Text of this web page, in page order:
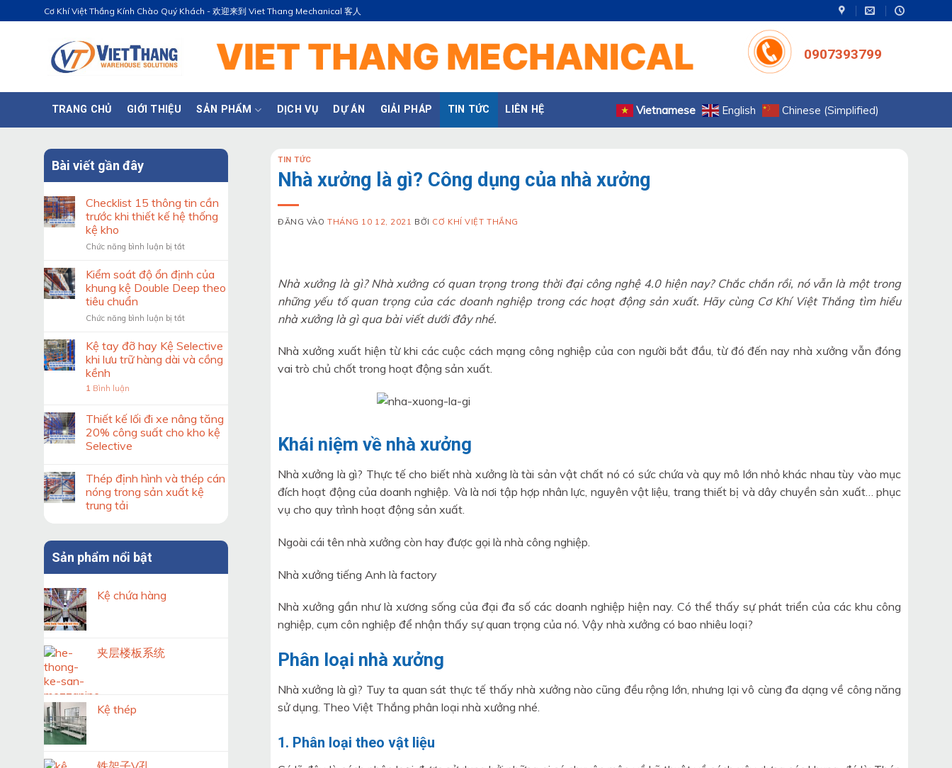
qua
Cơ Khí Việt Thắng Kính Chào Quý Khách - 欢迎来到 Viet Thang Mechanical 客人
0907393799
TRANG CHỦ GIỚI THIỆU SẢN PHẨM DỊCH VỤ DỰ ÁN GIẢI PHÁP TIN TỨC LIÊN HỆ Vietnamese English Chinese (Simplified)
Bài viết gần đây
Checklist 15 thông tin cần
trước khi thiết kế hệ thống
kệ kho
Chức năng bình luận bị tắtở
15
thông
tin
trước
thiết
kế
hệ
Kiểm soát độ ổn định của
khung kệ Double Deep theo
tiêu chuẩn
Chức năng bình luận bị tắtở
soát
độ
ổn
Double
Deep
chuẩn
Kệ tay đỡ hay Kệ Selective
khi lưu trữ hàng dài và cồng
kềnh
1 Bình luận
Thiết kế lối đi xe nâng tăng
20% công suất cho kho kệ
Selective
Thép định hình và thép cán
nóng trong sản xuất kệ
trung tải
Sản phẩm nổi bật
Kệ chứa hàng
夹层楼板系统
Kệ thép
TIN TỨC
Nhà xưởng là gì? Công dụng của nhà xưởng
ĐĂNG VÀOTHÁNG 10 12, 2021 BỞI CƠ KHÍ VIỆT THẮNG
Nhà xưởng là gì? Nhà xưởng có quan trọng trong thời đại công nghệ 4.0 hiện nay? Chắc chắn rồi, nó vẫn là một trong
những yếu tố quan trọng của các doanh nghiệp trong các hoạt động sản xuất. Hãy cùng Cơ Khí Việt Thắng tìm hiểu
nhà xưởng là gì qua bài viết dưới đây nhé.
Nhà xưởng xuất hiện từ khi các cuộc cách mạng công nghiệp của con người bắt đầu, từ đó đến nay nhà xưởng vẫn đóng
vai trò chủ chốt trong hoạt động sản xuất.
Khái niệm về nhà xưởng
Nhà xưởng là gì? Thực tế cho biết nhà xưởng là tài sản vật chất nó có sức chứa và quy mô lớn nhỏ khác nhau tùy vào mục
đích hoạt động của doanh nghiệp. Và là nơi tập hợp nhân lực, nguyên vật liệu, trang thiết bị và dây chuyền sản xuất… phục
vụ cho quy trình hoạt động sản xuất.
Ngoài cái tên nhà xưởng còn hay được gọi là nhà công nghiệp.
Nhà xưởng tiếng Anh là factory
Nhà xưởng gần như là xương sống của đại đa số các doanh nghiệp hiện nay. Có thể thấy sự phát triển của các khu công
nghiệp, cụm côn nghiệp để nhận thấy sự quan trọng của nó. Vậy nhà xưởng có bao nhiêu loại?
Phân loại nhà xưởng
Nhà xưởng là gì? Tuy ta quan sát thực tế thấy nhà xưởng nào cũng đều rộng lớn, nhưng lại vô cùng đa dạng về công năng
sử dụng. Theo Việt Thắng phân loại nhà xưởng nhé.
1. Phân loại theo vật liệu